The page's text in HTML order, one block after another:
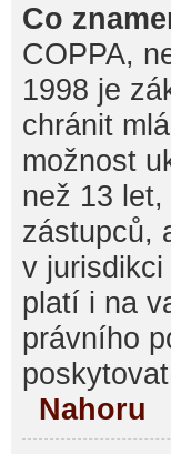
Co
COPPA,
1998 je
chránit
možnost
než 13
zástupců,
v
platí i na
právního
Nahoru